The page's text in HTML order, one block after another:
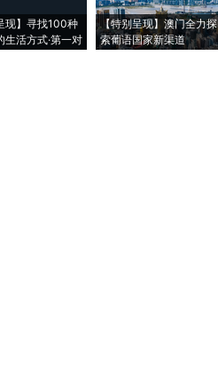
现】寻找100种
生活方式·第一对
【特别呈现】澳门全力探
索葡语国家新渠道